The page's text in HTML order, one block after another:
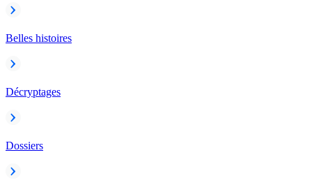
Belles histoires
Décryptages
Dossiers